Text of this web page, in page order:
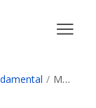
/ Matemática